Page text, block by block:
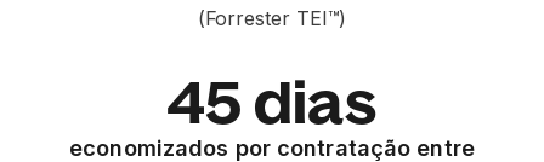
(Forrester TEI™)
45 dias
economizados por contratação entre